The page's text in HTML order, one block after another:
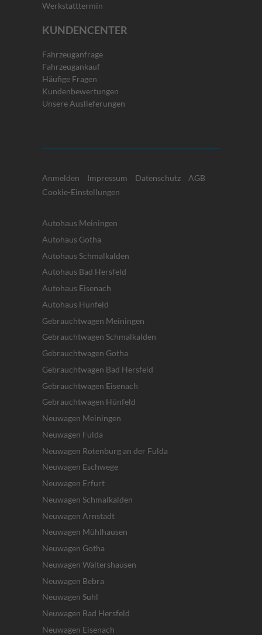
Werkstatttermin
KUNDENCENTER
Fahrzeuganfrage
Fahrzeugankauf
Häufige Fragen
Kundenbewertungen
Unsere Auslieferungen
Anmelden Impressum Datenschutz
AGB
Cookie-Einstellungen
Autohaus Meiningen
Autohaus Gotha
Autohaus Schmalkalden
Autohaus Bad Hersfeld
Autohaus Eisenach
Autohaus Hünfeld
Gebrauchtwagen Meiningen
Gebrauchtwagen Schmalkalden
Gebrauchtwagen Gotha
Gebrauchtwagen Bad Hersfeld
Gebrauchtwagen Eisenach
Gebrauchtwagen Hünfeld
Neuwagen Meiningen
Neuwagen Fulda
Neuwagen Rotenburg an der Fulda
Neuwagen Eschwege
Neuwagen Erfurt
Neuwagen Schmalkalden
Neuwagen Arnstadt
Neuwagen Mühlhausen
Neuwagen Gotha
Neuwagen Waltershausen
Neuwagen Bebra
Neuwagen Suhl
Neuwagen Bad Hersfeld
Neuwagen Eisenach